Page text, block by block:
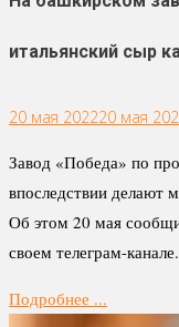
итальянский сыр
20 мая 202220 мая
Завод «Победа» по
впоследствии делают
Об этом 20 мая
своем телеграм-канале.
Подробнее ...